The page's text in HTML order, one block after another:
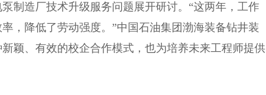
制造厂技术升级服务问题展开研讨。“这两年，工作
，降低了劳动强度。”中国石油集团渤海装备钻井装
颖、有效的校企合作模式，也为培养未来工程师提供